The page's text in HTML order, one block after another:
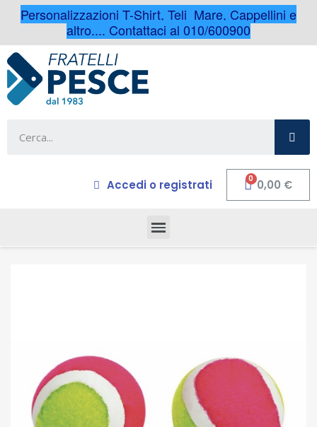
Personalizzazioni T-Shirt, Teli Mare, Cappellini e
altro.... Contattaci al 010/600900
Accedi o registrati 0,00 €